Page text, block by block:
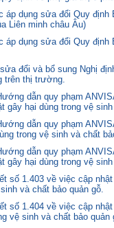
áp dụng sửa đổi Quy
Liên minh châu Âu)
áp dụng sửa đổi Quy
đổi và bổ sung Nghị
trên thị trường.
dẫn quy phạm
hại dùng trong vệ
dẫn quy phạm
trong vệ sinh và chất
dẫn quy phạm
hại dùng trong vệ
số 1.403 về việc cập
và chất bảo quản gỗ.
số 1.404 về việc cập
vệ sinh và chất bảo quản